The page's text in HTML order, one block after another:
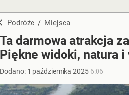
Podróże / Miejsca
Ta darmowa atrakcja
Piękne widoki, natura i
Dodano: 1 października 2025 6:06